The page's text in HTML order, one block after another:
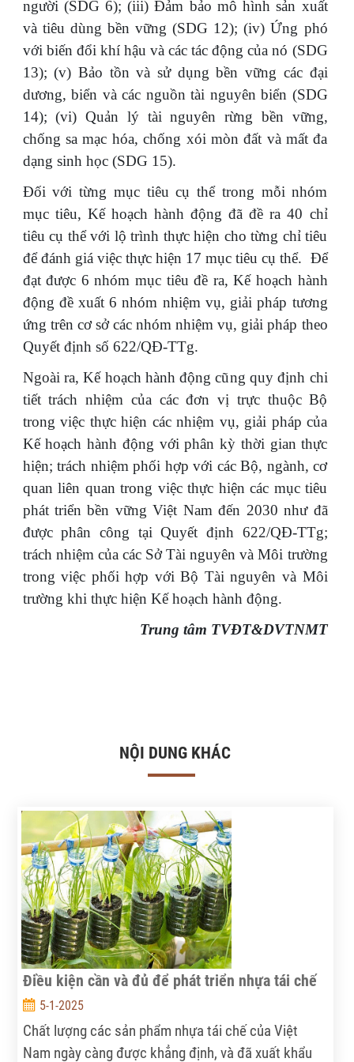
người (SDG 6); (iii) Đảm bảo mô hình sản xuất
và tiêu dùng bền vững (SDG 12); (iv) Ứng phó
với biến đổi khí hậu và các tác động của nó (SDG
13); (v) Bảo tồn và sử dụng bền vững các đại
dương, biển và các nguồn tài nguyên biển (SDG
14); (vi) Quản lý tài nguyên rừng bền vững,
chống sa mạc hóa, chống xói mòn đất và mất đa
dạng sinh học (SDG 15).
Đối với từng mục tiêu cụ thể trong mỗi nhóm
mục tiêu, Kế hoạch hành động đã đề ra 40 chỉ
tiêu cụ thể với lộ trình thực hiện cho từng chỉ tiêu
để đánh giá việc thực hiện 17 mục tiêu cụ thể. Để
đạt được 6 nhóm mục tiêu đề ra, Kế hoạch hành
động đề xuất 6 nhóm nhiệm vụ, giải pháp tương
ứng trên cơ sở các nhóm nhiệm vụ, giải pháp theo
Quyết định số 622/QĐ-TTg.
Ngoài ra, Kế hoạch hành động cũng quy định chi
tiết trách nhiệm của các đơn vị trực thuộc Bộ
trong việc thực hiện các nhiệm vụ, giải pháp của
Kế hoạch hành động với phân kỳ thời gian thực
hiện; trách nhiệm phối hợp với các Bộ, ngành, cơ
quan liên quan trong việc thực hiện các mục tiêu
phát triển bền vững Việt Nam đến 2030 như đã
được phân công tại Quyết định 622/QĐ-TTg;
trách nhiệm của các Sở Tài nguyên và Môi trường
trong việc phối hợp với Bộ Tài nguyên và Môi
trường khi thực hiện Kế hoạch hành động.
Trung tâm TVĐT&DVTNMT
NỘI DUNG KHÁC
Điều kiện cần và đủ để phát triển nhựa tái chế
5-1-2025
Chất lượng các sản phẩm nhựa tái chế của Việt
Nam ngày càng được khẳng định, và đã xuất khẩu